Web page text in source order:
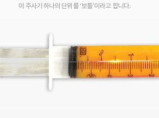
이 주사기 하나의 단위를 ‘보틀’이라고 합니다.